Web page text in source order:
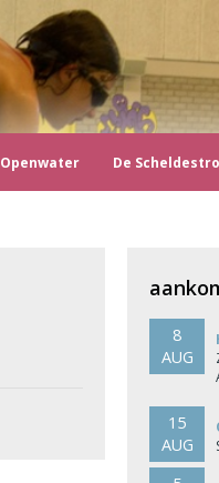
Openwater De
8
AUG
15
AUG